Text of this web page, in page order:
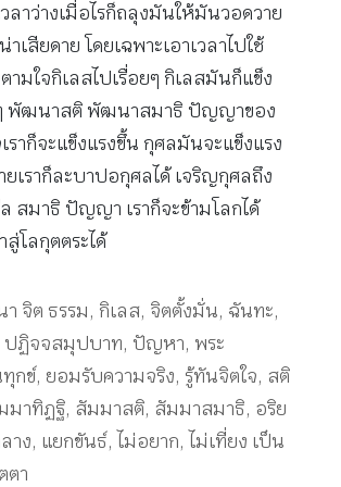
วลาว่างเมื่อไรก็ถลุงมันให้มันวอดวาย
าเสียดาย โดยเฉพาะเอาเวลาไปใช้
มใจกิเลสไปเรื่อยๆ กิเลสมันก็แข็ง
ๆ พัฒนาสติ พัฒนาสมาธิ ปัญญาของ
เราก็จะแข็งแรงขึ้น กุศลมันจะแข็งแรง
เราก็ละบาปอกุศลได้ เจริญกุศลถึง
สมาธิ ปัญญา เราก็จะข้ามโลกได้
สู่โลกุตตระได้
า จิต ธรรม, กิเลส, จิตตั้งมั่น, ฉันทะ,
ปฏิจจสมุปบาท, ปัญหา, พระ
กข์, ยอมรับความจริง, รู้ทันจิตใจ, สติ
มาทิฏฐิ, สัมมาสติ, สัมมาสมาธิ, อริย
าง, แยกขันธ์, ไม่อยาก, ไม่เที่ยง เป็น
ตา